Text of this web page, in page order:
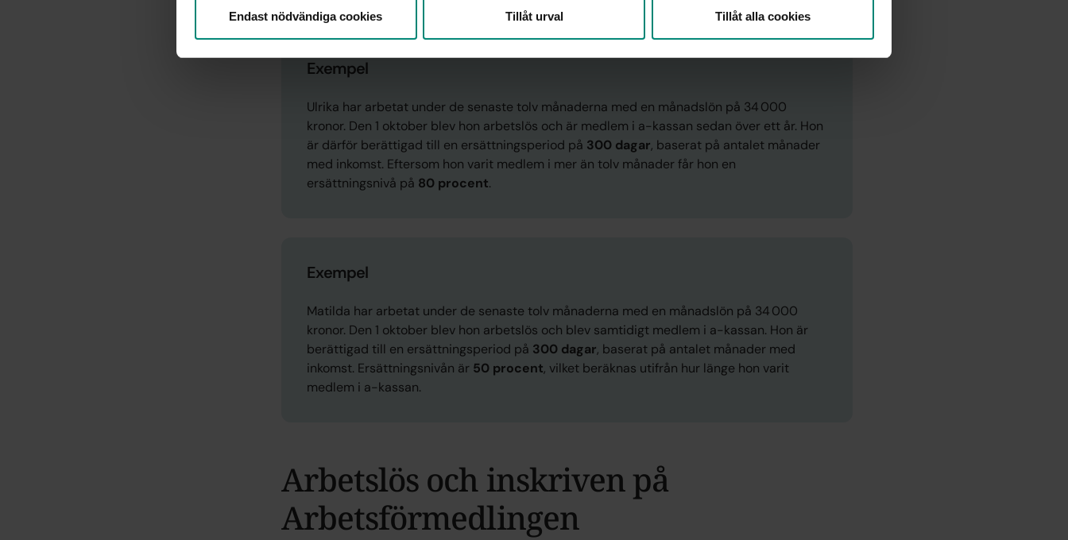
Endast nödvändiga cookies Tillåt urval Tillåt alla cookies
Exempel
Ulrika har arbetat under de senaste tolv månaderna med en månadslön på 34 000
kronor. Den 1 oktober blev hon arbetslös och är medlem i a-kassan sedan över ett år. Hon
är därför berättigad till en ersättningsperiod på 300 dagar, baserat på antalet månader
med inkomst. Eftersom hon varit medlem i mer än tolv månader får hon en
ersättningsnivå på 80 procent.
Exempel
Matilda har arbetat under de senaste tolv månaderna med en månadslön på 34 000
kronor. Den 1 oktober blev hon arbetslös och blev samtidigt medlem i a-kassan. Hon är
berättigad till en ersättningsperiod på 300 dagar, baserat på antalet månader med
inkomst. Ersättningsnivån är 50 procent, vilket beräknas utifrån hur länge hon varit
medlem i a-kassan.
Arbetslös och inskriven på
Arbetsförmedlingen